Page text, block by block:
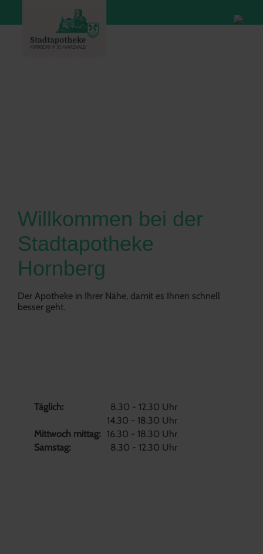
Willkommen bei der
Stadtapotheke
Hornberg
Der Apotheke in Ihrer Nähe, damit es Ihnen schnell
besser geht.
Täglich:
8.30 - 12.30 Uhr
14.30 - 18.30 Uhr
Mittwoch mittag:
16.30 - 18.30 Uhr
Samstag:
8.30 - 12.30 Uhr